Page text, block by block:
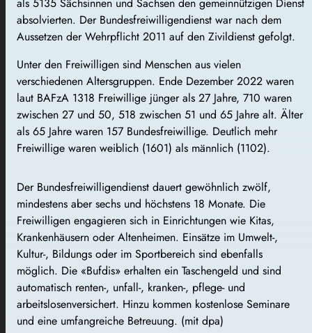
absolvierten. Der Bundesfreiwilligendienst war nach dem
Aussetzen der Wehrpflicht 2011 auf den Zivildienst gefolgt.
Unter den Freiwilligen sind Menschen aus vielen
verschiedenen Altersgruppen. Ende Dezember 2022 waren
laut BAFzA 1318 Freiwillige jünger als 27 Jahre, 710 waren
zwischen 27 und 50, 518 zwischen 51 und 65 Jahre alt. Älter
als 65 Jahre waren 157 Bundesfreiwillige. Deutlich mehr
Freiwillige waren weiblich (1601) als männlich (1102).
Der Bundesfreiwilligendienst dauert gewöhnlich zwölf,
mindestens aber sechs und höchstens 18 Monate. Die
Freiwilligen engagieren sich in Einrichtungen wie Kitas,
Krankenhäusern oder Altenheimen. Einsätze im Umwelt-,
Kultur-, Bildungs oder im Sportbereich sind ebenfalls
möglich. Die «Bufdis» erhalten ein Taschengeld und sind
automatisch renten-, unfall-, kranken-, pflege- und
arbeitslosenversichert. Hinzu kommen kostenlose Seminare
und eine umfangreiche Betreuung. (mit dpa)